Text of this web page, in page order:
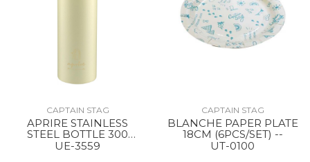
CAPTAIN STAG
APRIRE STAINLESS
STEEL BOTTLE 300
GItOW/LIGHT GREEN
UE-3559
CAPTAIN STAG
BLANCHE PAPER PLATE
18CM (6PCS/SET) --
UT-0100